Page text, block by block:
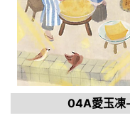
04A愛玉凍